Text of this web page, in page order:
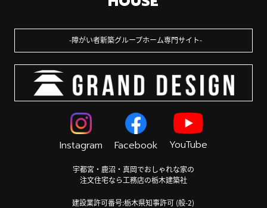
障がい者新築グループホーム専門サイト
Instagram Facebook YouTube
宇都宮・鹿沼・真岡でおしゃれな家の
注文住宅なら工務店の栃木建築社
建設業許可番号:栃木県知事許可 (般-2)